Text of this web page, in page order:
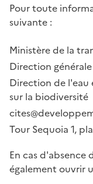
Pour toute
suivante :
Ministère de la
Direction
Direction de l'eau
sur la biodiversité
Tour Sequoia 1,
En cas d'absence
également ouvrir